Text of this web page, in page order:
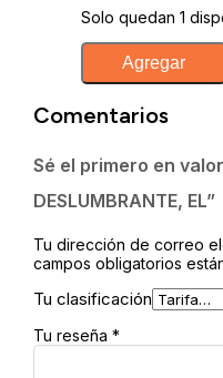
Solo quedan 1
MUNDO
DESLUMBRANTE,
EL
cantidad
Agregar
Comentarios
Sé el primero en
DESLUMBRANTE, EL”
Tu dirección de correo
campos obligatorios
Tu clasificación
Tu reseña *